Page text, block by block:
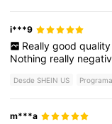
i***9
Really good quality
Nothing really
Desde SHEIN US
m***a